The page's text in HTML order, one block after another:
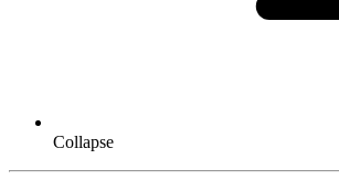
Collapse